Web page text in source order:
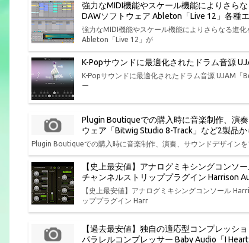
強力なMIDI機能やスケール機能によりさら
DAWソフトウェア Ableton「Live 12」各種
強力なMIDI機能やスケール機能によりさらなる進
Ableton「Live 12」が
K-Popサウンドに最適化されたドラム音源
K-Popサウンドに最適化されたドラム音源 UJAM
ー
Plugin Boutiqueでの購入時に音楽制作、演
ウェア「Bitwig Studio 8-Track」など2製品
Plugin Boutiqueでの購入時に音楽制作、演奏、サウンドデザイン
【史上最安値】アナログミキシングコンソ
チャンネルストリッププラグイン Harrison
【史上最安値】アナログミキシングコンソール
ッププラグイン Harr
【過去最安値】独自の適応型コンプレッシ
パラレルコンプレッサー Baby Audio「I